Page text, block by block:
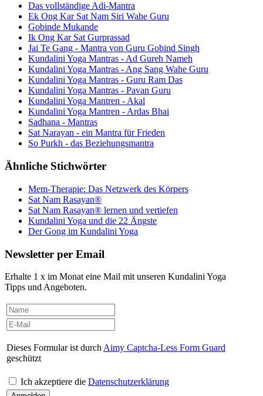
Das vollständige Adi-Mantra
Ek Ong Kar Sat Nam Siri Wahe Guru
Gobinde Mukande
Ik Ong Kar Sat Gurprassad
Jai Te Gang - Mantra von Guru Gobind Singh
Kundalini Yoga Mantras - Ad Gureh Nameh
Kundalini Yoga Mantras - Ang Sang Wahe Guru
Kundalini Yoga Mantras - Guru Ram Das
Kundalini Yoga Mantras - Pavan Guru
Kundalini Yoga Mantren - Akal
Kundalini Yoga Mantren - Ardas Bhai
Sadhana - Mantras
Sat Narayan - ein Mantra für Frieden
So Purkh - das Beziehungsmantra
Ähnliche Stichwörter
Mem-Therapie: Das Netzwerk des Körpers
Sat Nam Rasayan®
Sat Nam Rasayan® lernen und vertiefen
Kundalini Yoga und die 22 Ängste
Der Gong im Kundalini Yoga
Newsletter per Email
Erhalte 1 x im Monat eine Mail mit unseren Kundalini Yoga
Tipps und Angeboten.
Dieses Formular ist durch Aimy Captcha-Less Form Guard
geschützt
Ich akzeptiere die Datenschutzerklärung